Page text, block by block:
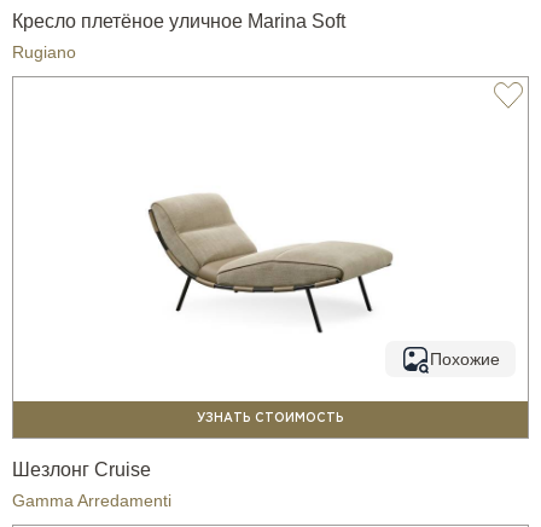
Кресло плетёное уличное Marina Soft
Rugiano
Похожие
УЗНАТЬ СТОИМОСТЬ
Шезлонг Cruise
Gamma Arredamenti